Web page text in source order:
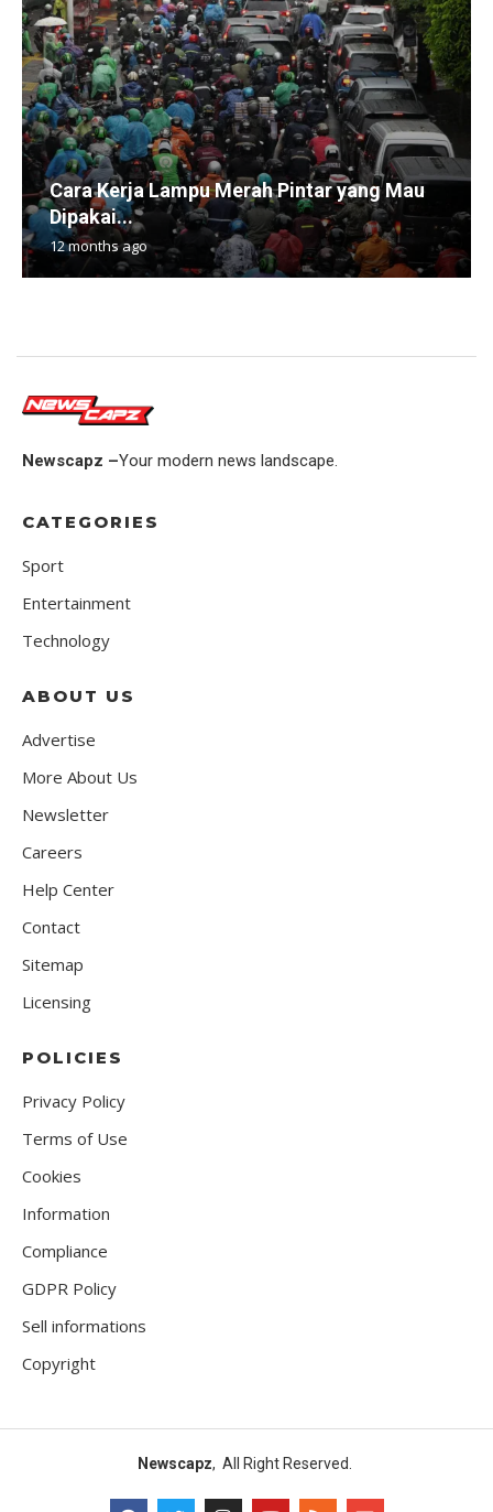
Cara Kerja Lampu Merah Pintar yang Mau
Dipakai...
12 months ago
Newscapz –Your modern news landscape.
CATEGORIES
Sport
Entertainment
Technology
ABOUT US
Advertise
More About Us
Newsletter
Careers
Help Center
Contact
Sitemap
Licensing
POLICIES
Privacy Policy
Terms of Use
Cookies
Information
Compliance
GDPR Policy
Sell informations
Copyright
Newscapz, All Right Reserved.